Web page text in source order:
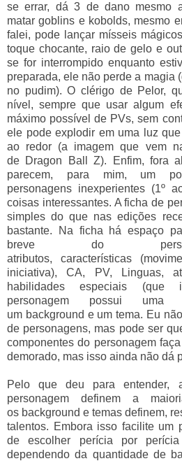
se errar, dá 3 de dano mesmo
matar goblins e kobolds, mesmo
falei, pode lançar mísseis
toque chocante, raio de gelo e
se for interrompido enquanto
preparada, ele não perde a magia
no pudim). O clérigo de Pelor,
nível, sempre que usar algum
máximo possível de PVs, sem
ele pode explodir em uma luz
ao redor (a imagem que vem
de Dragon Ball Z). Enfim, fora
parecem, para mim, um
personagens inexperientes (1º
coisas interessantes. A ficha de
simples do que nas edições
bastante. Na ficha há espaço
breve do
atributos, características
iniciativa), CA, PV, Linguas,
habilidades especiais (que
personagem possui
um background e um tema. Eu
de personagens, mas pode ser
componentes do personagem
demorado, mas isso ainda não dá
Pelo que deu para
personagem definem a
os background e temas definem,
talentos. Embora isso facilite um
de escolher perícia por
dependendo da quantidade de